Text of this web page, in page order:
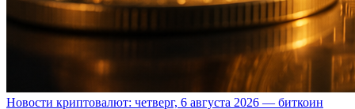
Новости криптовалют: четверг, 6 августа 2026 — биткоин